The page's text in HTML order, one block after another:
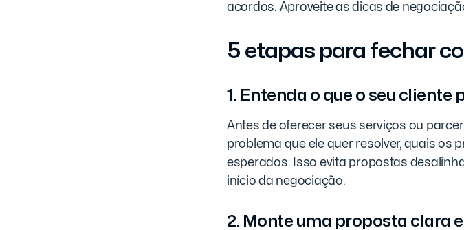
acordos. Aproveite as dicas de
5 etapas para fechar
1. Entenda o que o seu cliente
Antes de oferecer seus serviços ou
problema que ele quer resolver, quais os
esperados. Isso evita propostas
início da negociação.
2. Monte uma proposta clara